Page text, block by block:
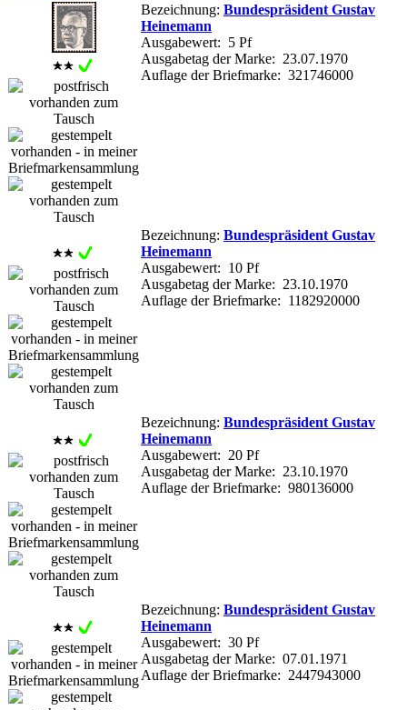
Bezeichnung: Bundespräsident Gustav
Heinemann
Ausgabewert: 5 Pf
Ausgabetag der Marke: 23.07.1970
Auflage der Briefmarke: 321746000
Bezeichnung: Bundespräsident Gustav
Heinemann
Ausgabewert: 10 Pf
Ausgabetag der Marke: 23.10.1970
Auflage der Briefmarke: 1182920000
Bezeichnung: Bundespräsident Gustav
Heinemann
Ausgabewert: 20 Pf
Ausgabetag der Marke: 23.10.1970
Auflage der Briefmarke: 980136000
Bezeichnung: Bundespräsident Gustav
Heinemann
Ausgabewert: 30 Pf
Ausgabetag der Marke: 07.01.1971
Auflage der Briefmarke: 2447943000